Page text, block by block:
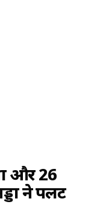
और 26
ने पलट